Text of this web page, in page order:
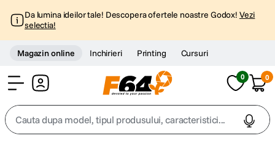
Da lumina ideilor tale! Descopera ofertele noastre Godox! Vezi
selectia!
Magazin online Inchirieri Printing Cursuri
0 0
Cauta dupa model, tipul produsului, caracteristici...